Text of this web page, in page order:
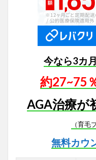
今なら3カ
約27~75
AGA治療が
（育毛
無料カウ